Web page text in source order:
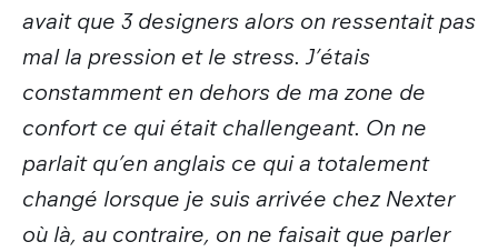
avait que 3 designers alors on ressentait pas
mal la pression et le stress. J’étais
constamment en dehors de ma zone de
confort ce qui était challengeant. On ne
parlait qu’en anglais ce qui a totalement
changé lorsque je suis arrivée chez Nexter
où là, au contraire, on ne faisait que parler